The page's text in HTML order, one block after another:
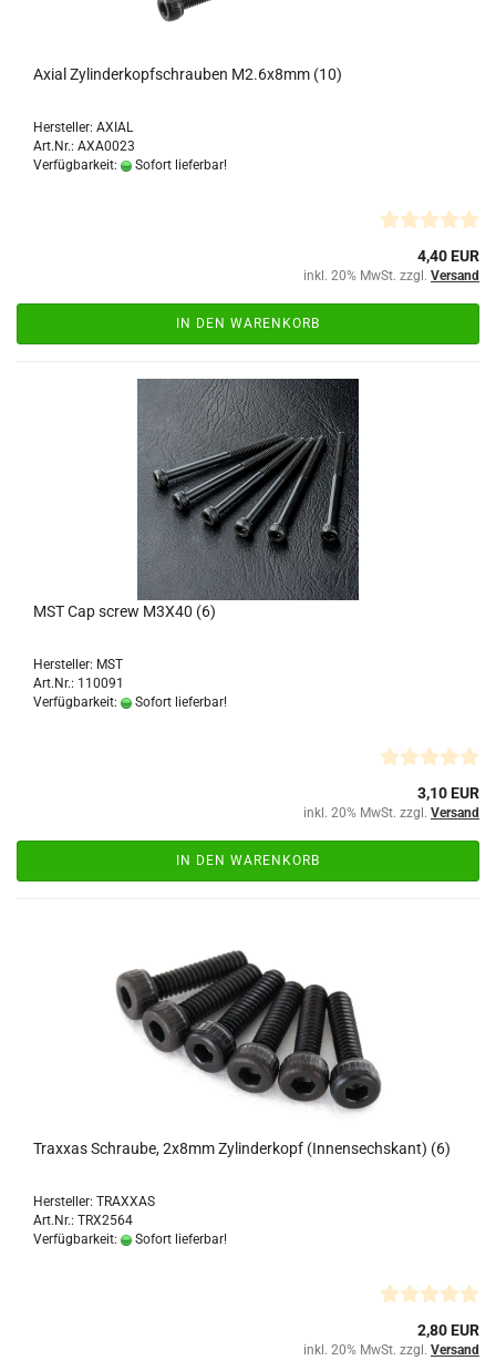
Axial Zylinderkopfschrauben M2.6x8mm (10)
Hersteller: AXIAL
Art.Nr.: AXA0023
Verfügbarkeit:
Sofort lieferbar!
4,40 EUR
inkl. 20% MwSt. zzgl. Versand
IN DEN WARENKORB
MST Cap screw M3X40 (6)
Hersteller: MST
Art.Nr.: 110091
Verfügbarkeit:
Sofort lieferbar!
3,10 EUR
inkl. 20% MwSt. zzgl. Versand
IN DEN WARENKORB
Traxxas Schraube, 2x8mm Zylinderkopf (Innensechskant) (6)
Hersteller: TRAXXAS
Art.Nr.: TRX2564
Verfügbarkeit:
Sofort lieferbar!
2,80 EUR
inkl. 20% MwSt. zzgl. Versand